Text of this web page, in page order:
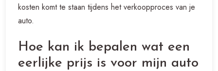
kosten komt te staan tijdens het verkoopproces van je
auto.
Hoe kan ik bepalen wat een
eerlijke prijs is voor mijn auto